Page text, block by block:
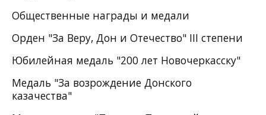
Общественные награды и медали
Орден "За Веру, Дон и Отечество" III степени
Юбилейная медаль "200 лет Новочеркасску"
Медаль "За возрождение Донского
казачества"